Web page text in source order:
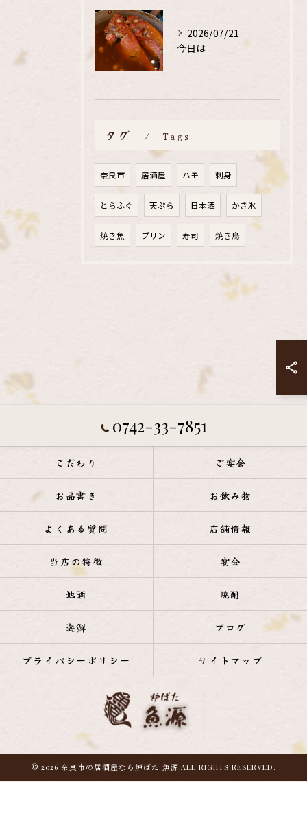
2026/07/21
今日は
タグ Tags
奈良市 居酒屋 ハモ 刺身
とらふぐ 天ぷら 日本酒 かき氷
焼き魚 プリン 寿司 焼き鳥
0742-33-7851
こだわり ご宴会
お品書き お飲み物
よくある質問 店舗情報
当店の特徴 宴会
地酒 焼酎
海鮮 ブログ
プライバシーポリシー サイトマップ
© 2026 奈良市の居酒屋なら炉ばた 魚源 ALL RIGHTS RESERVED.